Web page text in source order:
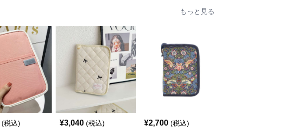
もっと見る
(税込) ¥3,040 (税込) ¥2,700 (税込)